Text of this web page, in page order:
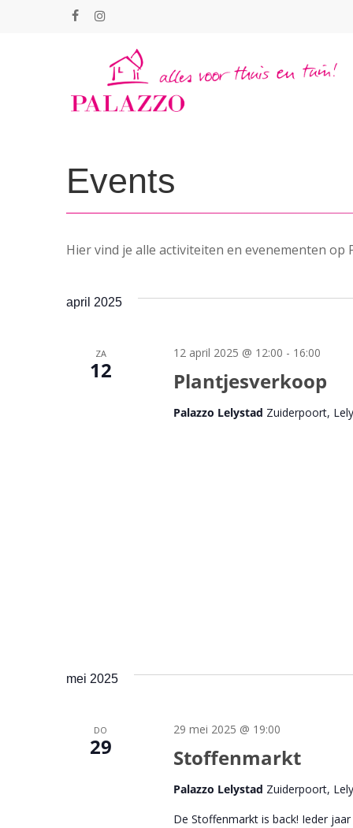
facebookinstagram
Events
Hier vind je alle activiteiten en evenementen op
april 2025
ZA
12 Plantjesverkoop
12 april 2025 @ 12:00 - 16:00
Palazzo Lelystad Zuiderpoort,
mei 2025
DO
29 Stoffenmarkt
29 mei 2025 @ 19:00
Palazzo Lelystad Zuiderpoort,
De Stoffenmarkt is back! Ieder